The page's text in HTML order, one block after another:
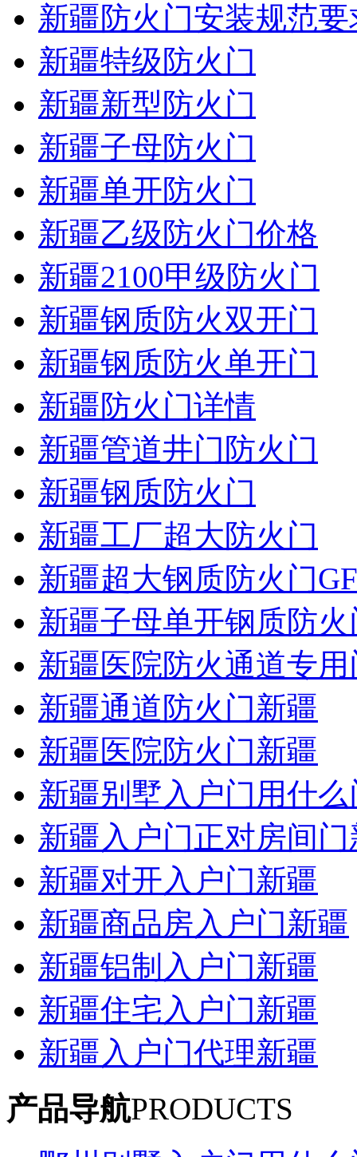
新疆防火门安装规范要
新疆特级防火门
新疆新型防火门
新疆子母防火门
新疆单开防火门
新疆乙级防火门价格
新疆2100甲级防火门
新疆钢质防火双开门
新疆钢质防火单开门
新疆防火门详情
新疆管道井门防火门
新疆钢质防火门
新疆工厂超大防火门
新疆超大钢质防火门
新疆子母单开钢质防火
新疆医院防火通道专用
新疆通道防火门新疆
新疆医院防火门新疆
新疆别墅入户门用什
新疆入户门正对房间门
新疆对开入户门新疆
新疆商品房入户门新疆
新疆铝制入户门新疆
新疆住宅入户门新疆
新疆入户门代理新疆
产品导航PRODUCTS